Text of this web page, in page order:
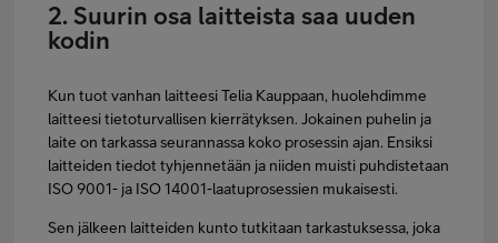
2. Suurin osa laitteista saa uuden
kodin
Kun tuot vanhan laitteesi Telia Kauppaan, huolehdimme
laitteesi tietoturvallisen kierrätyksen. Jokainen puhelin ja
laite on tarkassa seurannassa koko prosessin ajan. Ensiksi
laitteiden tiedot tyhjennetään ja niiden muisti puhdistetaan
ISO 9001- ja ISO 14001-laatuprosessien mukaisesti.
Sen jälkeen laitteiden kunto tutkitaan tarkastuksessa, joka